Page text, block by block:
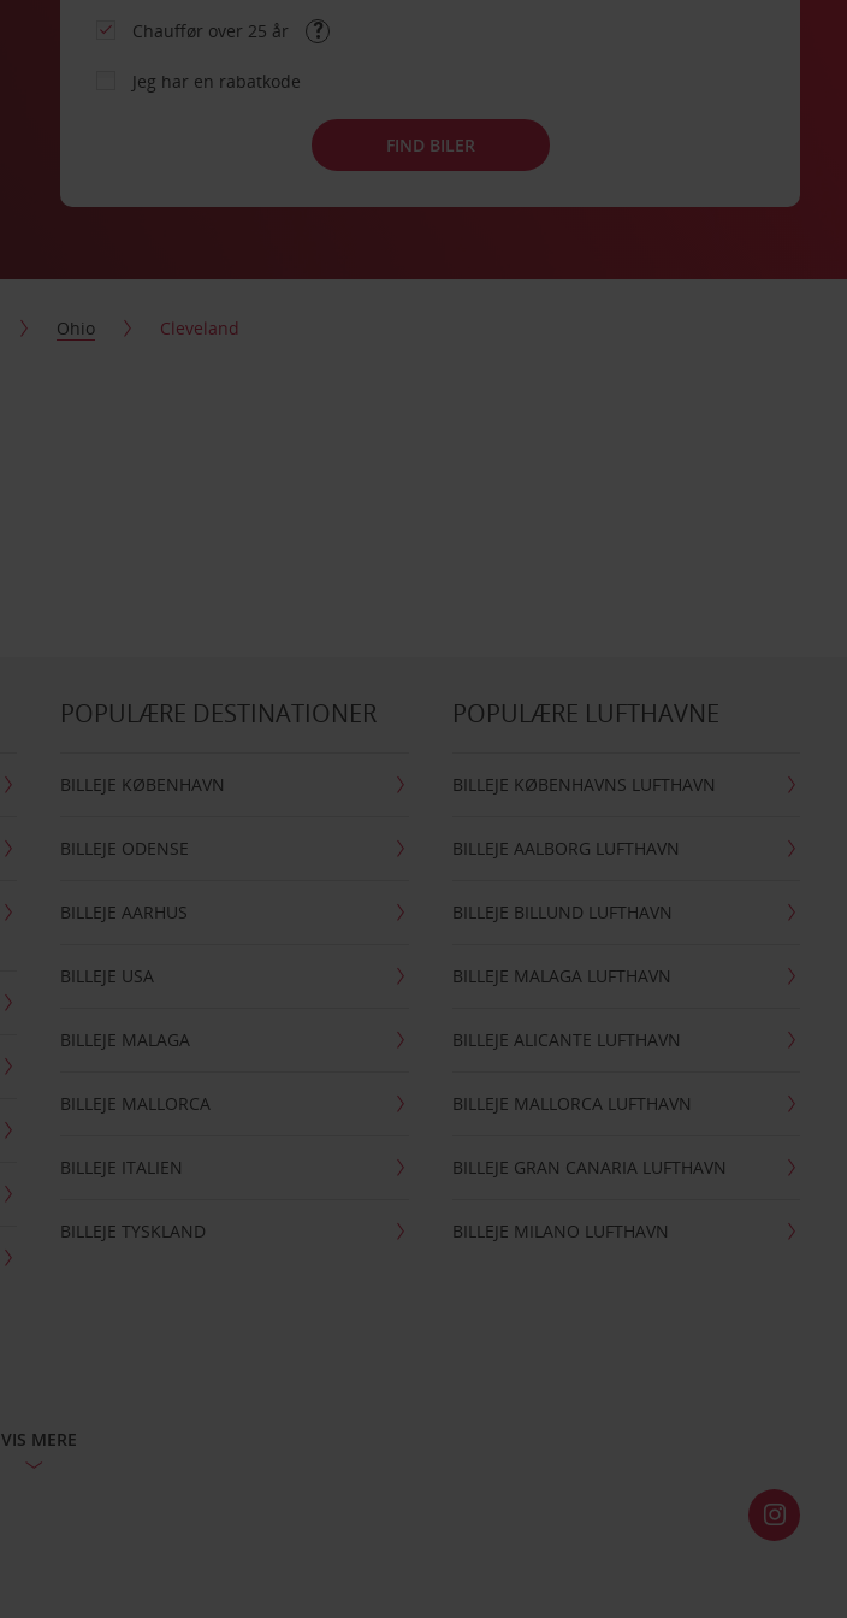
Chauffør over 25 år
Jeg har en rabatkode
FIND BILER
Ohio Cleveland
POPULÆRE DESTINATIONER
BILLEJE KØBENHAVN
BILLEJE ODENSE
BILLEJE AARHUS
BILLEJE USA
BILLEJE MALAGA
BILLEJE MALLORCA
BILLEJE ITALIEN
BILLEJE TYSKLAND
POPULÆRE LUFTHAVNE
BILLEJE KØBENHAVNS LUFTHAVN
BILLEJE AALBORG LUFTHAVN
BILLEJE BILLUND LUFTHAVN
BILLEJE MALAGA LUFTHAVN
BILLEJE ALICANTE LUFTHAVN
BILLEJE MALLORCA LUFTHAVN
BILLEJE GRAN CANARIA LUFTHAVN
BILLEJE MILANO LUFTHAVN
VIS MERE